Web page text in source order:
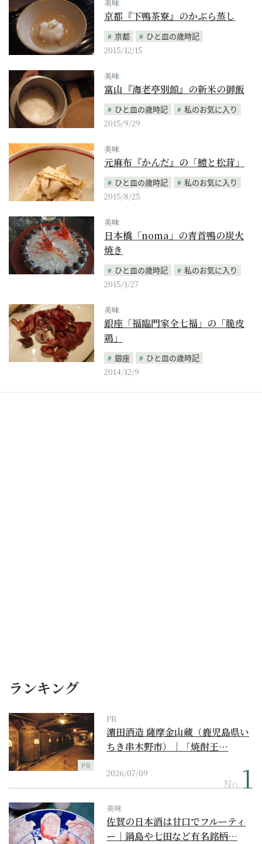
美味
京都『下鴨茶寮』のかぶら蒸し
京都
ひと皿の歳時記
2015/12/15
美味
富山『海老亭別館』の新米の御飯
ひと皿の歳時記
私のお気に入り
2015/9/29
美味
元麻布『かんだ』の「鱧と松茸」
ひと皿の歳時記
私のお気に入り
2015/8/25
美味
日本橋「noma」の青首鴨の炭火
焼き
ひと皿の歳時記
私のお気に入り
2015/1/27
美味
銀座「福臨門家全七福」の「脆皮
鶏」
銀座
ひと皿の歳時記
2014/12/9
ランキング
PR
PR
濵田酒造 薩摩金山蔵（鹿児島県い
ちき串木野市）｜「焼酎王…
2026/07/09
No.
美味
佐賀の日本酒は甘口でフルーティ
ー｜鍋島や七田など有名銘柄…